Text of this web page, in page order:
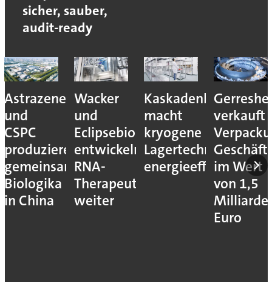
sicher, sauber,
audit-ready
Astrazeneca
und
CSPC
produzieren
gemeinsam
Biologika
in China
Wacker
und
Eclipsebio
entwickeln
RNA-
Therapeutika
weiter
Kaskadenkonzept
macht
kryogene
Lagertechnik
energieeffizienter
verkauft
im Wert
von 1,5
Euro